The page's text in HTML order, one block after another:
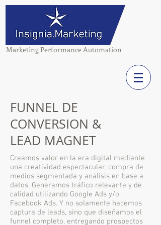
Marketing Performance Automation
FUNNEL DE
CONVERSION &
LEAD MAGNET
Creamos valor en la era digital mediante
una creatividad espectacular, compra de
medios segmentada y análisis en base a
datos. Generamos tráfico relevante y de
calidad utilizando Google Ads y/o
Facebook Ads. Y no solamente hacemos
captura de leads, sino que diseñamos el
funnel completo, entregando prospectos